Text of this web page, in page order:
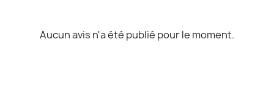
Aucun avis n'a été publié pour le moment.